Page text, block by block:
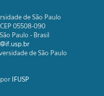
de São Paulo
05508-090
Paulo - Brasil
de São Paulo
IFUSP